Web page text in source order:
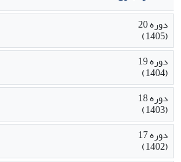
دوره 20
(1405)
دوره 19
(1404)
دوره 18
(1403)
دوره 17
(1402)